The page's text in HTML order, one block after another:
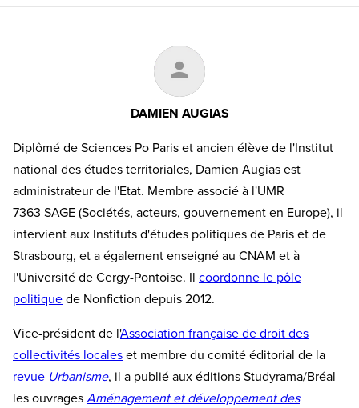
DAMIEN AUGIAS
Diplômé de Sciences Po Paris et ancien élève de l'Institut
national des études territoriales, Damien Augias est
administrateur de l'Etat. Membre associé à l'UMR
7363 SAGE (Sociétés, acteurs, gouvernement en Europe), il
intervient aux Instituts d'études politiques de Paris et de
Strasbourg, et a également enseigné au CNAM et à
l'Université de Cergy-Pontoise. Il coordonne le pôle
politique de Nonfiction depuis 2012.
Vice-président de l'Association française de droit des
collectivités locales et membre du comité éditorial de la
revue Urbanisme, il a publié aux éditions Studyrama/Bréal
les ouvrages Aménagement et développement des